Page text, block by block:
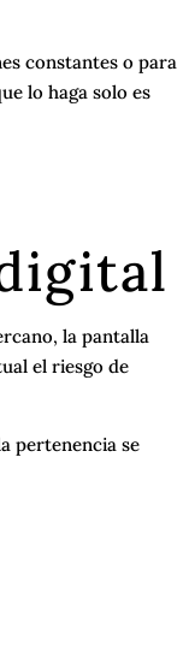
constantes o para
lo haga solo es
la pantalla
el riesgo de
pertenencia se